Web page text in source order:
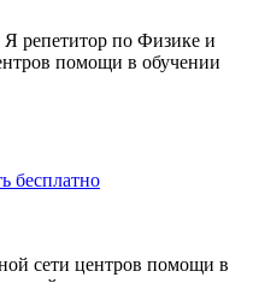
репетитор по Физике и
помощи в обучении
бесплатно
сети центров помощи в